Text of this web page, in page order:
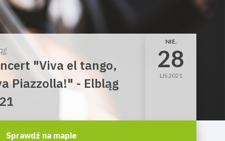
"Viva el tango,
Piazzolla!" - Elbląg
NIE.
28
LIS 2021
Sprawdź na mapie